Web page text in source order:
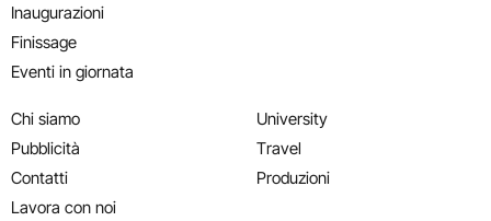
Inaugurazioni
Finissage
Eventi in giornata
Chi siamo
Pubblicità
Contatti
Lavora con noi
University
Travel
Produzioni